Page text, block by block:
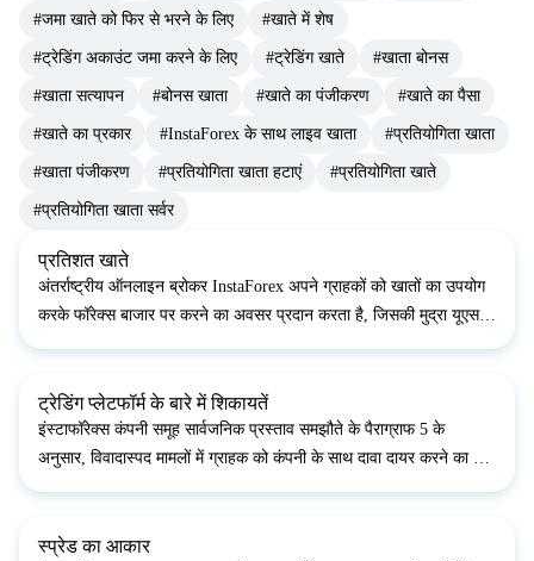
#जमा खाते को फिर से भरने के लिए #खाते में शेष
#ट्रेडिंग अकाउंट जमा करने के लिए #ट्रेडिंग खाते #खाता बोनस
#खाता सत्यापन #बोनस खाता #खाते का पंजीकरण #खाते का पैसा
#खाते का प्रकार #InstaForex के साथ लाइव खाता #प्रतियोगिता खाता
#खाता पंजीकरण #प्रतियोगिता खाता हटाएं #प्रतियोगिता खाते
#प्रतियोगिता खाता सर्वर
प्रतिशत खाते
अंतर्राष्ट्रीय ऑनलाइन ब्रोकर InstaForex अपने ग्राहकों को खातों का उपयोग
करके फॉरेक्स बाजार पर करने का अवसर प्रदान करता है, जिसकी मुद्रा यूएस
ट्रेडिंग प्लेटफॉर्म के बारे में शिकायतें
इंस्टाफॉरेक्स कंपनी समूह सार्वजनिक प्रस्ताव समझौते के पैराग्राफ 5 के
अनुसार, विवादास्पद मामलों में ग्राहक को कंपनी के साथ दावा दायर करने का हक
स्प्रेड का आकार